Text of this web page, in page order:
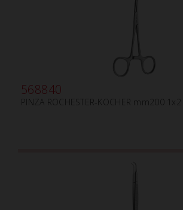
568840
PINZA ROCHESTER-KOCHER mm200 1x2